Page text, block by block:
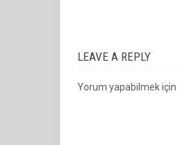
LEAVE A REPLY
Yorum yapabilmek için